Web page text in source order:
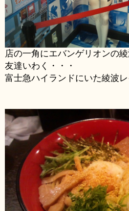
店の一角にエバンゲリオンの
友達いわく・・・
富士急ハイランドにいた綾波